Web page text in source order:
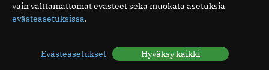
vain välttämättömät evästeet sekä muokata asetuksia
evästeasetuksissa.
Evästeasetukset Hyväksy kaikki